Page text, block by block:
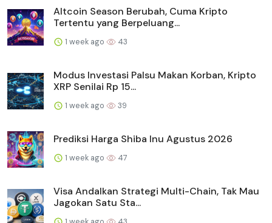
Altcoin Season Berubah, Cuma Kripto
Tertentu yang Berpeluang...
1 week ago 43
Modus Investasi Palsu Makan Korban, Kripto
XRP Senilai Rp 15...
1 week ago 39
Prediksi Harga Shiba Inu Agustus 2026
1 week ago 47
Visa Andalkan Strategi Multi-Chain, Tak Mau
Jagokan Satu Sta...